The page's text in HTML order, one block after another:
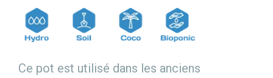
Ce pot est utilisé dans les anciens